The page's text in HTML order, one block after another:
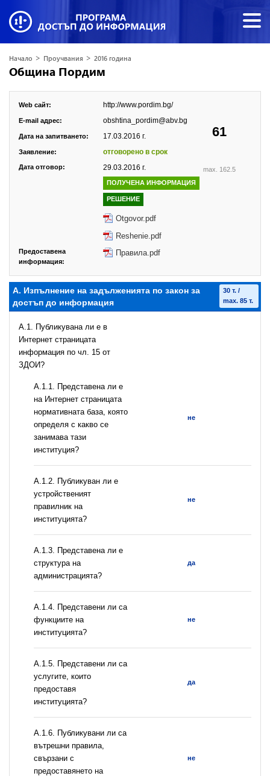
Начало > Проучвания > 2016 година
Община Пордим
61
max. 162.5
Web сайт: http://www.pordim.bg/
E-mail адрес: obshtina_pordim@abv.bg
Дата на запитването: 17.03.2016 г.
Заявление: отговорено в срок
Дата отговор: 29.03.2016 г.
ПОЛУЧЕНА ИНФОРМАЦИЯ
РЕШЕНИЕ
Otgovor.pdf
Reshenie.pdf
Предоставена
информация:
Правила.pdf
А. Изпълнение на задълженията по закон за
достъп до информация
30 т. /
max. 85 т.
A.1. Публикувана ли е в
Интернет страницата
информация по чл. 15 от
ЗДОИ?
A.1.1. Представена ли е
на Интернет страницата
нормативната база, която
определя с какво се
занимава тази
институция?
не
A.1.2. Публикуван ли е
устройственият
правилник на
институцията?
не
A.1.3. Представена ли е
структура на
администрацията?
да
А.1.4. Представени ли са
функциите на
институцията?
не
А.1.5. Представени ли са
услугите, които
предоставя
институцията?
да
А.1.6. Публикувани ли са
вътрешни правила,
свързани с
предоставянето на
не